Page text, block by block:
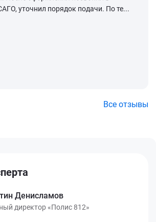
уточнил порядок подачи. По те...
Все отзывы
Денисламов
директор «Полис 812»